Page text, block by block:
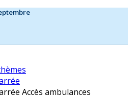
Accès ambulances